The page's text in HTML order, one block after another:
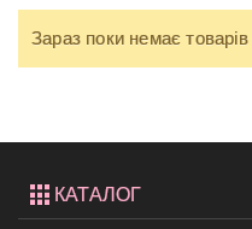
Зараз поки немає товарів
КАТАЛОГ